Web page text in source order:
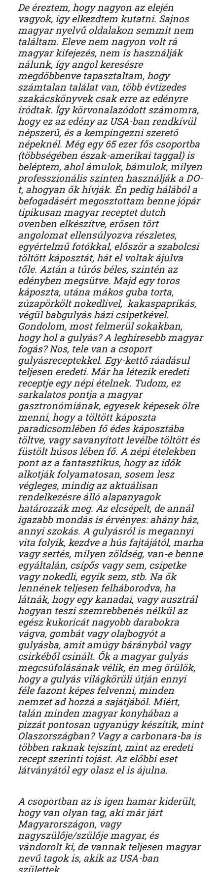
De éreztem, hogy nagyon az elején
vagyok, így elkezdtem kutatni. Sajnos
magyar nyelvű oldalakon semmit nem
találtam. Eleve nem nagyon volt rá
magyar kifejezés, nem is használják
nálunk, így angol keresésre
megdöbbenve tapasztaltam, hogy
számtalan találat van, több évtizedes
szakácskönyvek csak erre az edényre
íródtak. Így körvonalazódott számomra,
hogy ez az edény az USA-ban rendkívül
népszerű, és a kempingezni szerető
népeknél. Még egy 65 ezer fős csoportba
(többségében észak-amerikai taggal) is
beléptem, ahol ámulok, bámulok, milyen
professzionális szinten használják a DO-
t, ahogyan ők hívják. Én pedig hálából a
befogadásért megosztottam benne jópár
tipikusan magyar receptet dutch
ovenben elkészítve, erősen tört
angolomat ellensúlyozva részletes,
egyértelmű fotókkal, először a szabolcsi
töltött káposztát, hát el voltak ájulva
tőle. Aztán a túrós béles, szintén az
edényben megsütve. Majd egy toros
káposzta, utána mákos guba torta,
zúzapörkölt nokedlivel, kakaspaprikás,
végül babgulyás házi csipetkével.
Gondolom, most felmerül sokakban,
hogy hol a gulyás? A leghíresebb magyar
fogás? Nos, tele van a csoport
gulyásreceptekkel. Egy-kettő ráadásul
teljesen eredeti. Már ha létezik eredeti
receptje egy népi ételnek. Tudom, ez
sarkalatos pontja a magyar
gasztronómiának, egyesek képesek ölre
menni, hogy a töltött káposzta
paradicsomlében fő édes káposztába
töltve, vagy savanyított levélbe töltött és
füstölt húsos lében fő. A népi ételekben
pont az a fantasztikus, hogy az idők
alkotják folyamatosan, sosem lesz
végleges, mindig az aktuálisan
rendelkezésre álló alapanyagok
határozzák meg. Az elcsépelt, de annál
igazabb mondás is érvényes: ahány ház,
annyi szokás. A gulyásról is megannyi
vita folyik, kezdve a hús fajtájától, marha
vagy sertés, milyen zöldség, van-e benne
egyáltalán, csípős vagy sem, csipetke
vagy nokedli, egyik sem, stb. Na ők
lennének teljesen felháborodva, ha
látnák, hogy egy kanadai, vagy ausztrál
hogyan teszi szemrebbenés nélkül az
egész kukoricát nagyobb darabokra
vágva, gombát vagy olajbogyót a
gulyásba, amit amúgy bárányból vagy
csirkéből csinált. Ők a magyar gulyás
megcsúfolásának vélik, én meg örülök,
hogy a gulyás világkörüli útján ennyi
féle fazont képes felvenni, minden
nemzet ad hozzá a sajátjából. Miért,
talán minden magyar konyhában a
pizzát pontosan ugyanúgy készítik, mint
Olaszországban? Vagy a carbonara-ba is
többen raknak tejszínt, mint az eredeti
recept szerinti tojást. Az előbbi eset
látványától egy olasz el is ájulna.
A csoportban az is igen hamar kiderült,
hogy van olyan tag, aki már járt
Magyarországon, vagy
nagyszülője/szülője magyar, és
vándorolt ki, de vannak teljesen magyar
nevű tagok is, akik az USA-ban
születtek.